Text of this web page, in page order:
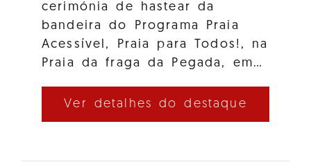
cerimónia de hastear da
bandeira do Programa Praia
Acessível, Praia para Todos!, na
Praia da fraga da Pegada, em…
Ver detalhes do destaque